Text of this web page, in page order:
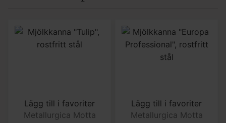
Lägg till i favoriter
Metallurgica Motta
Lägg till i favoriter
Metallurgica Motta